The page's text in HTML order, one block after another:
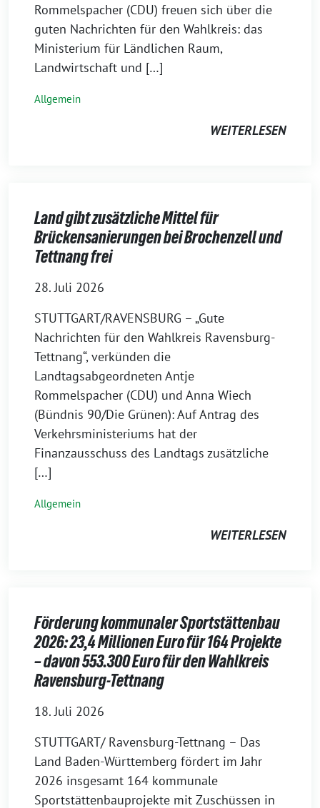
Rommelspacher (CDU) freuen sich über die
guten Nachrichten für den Wahlkreis: das
Ministerium für Ländlichen Raum,
Landwirtschaft und […]
Allgemein
WEITERLESEN
Land gibt zusätzliche Mittel für
Brückensanierungen bei Brochenzell und
Tettnang frei
28. Juli 2026
STUTTGART/RAVENSBURG – „Gute
Nachrichten für den Wahlkreis Ravensburg-
Tettnang“, verkünden die
Landtagsabgeordneten Antje
Rommelspacher (CDU) und Anna Wiech
(Bündnis 90/Die Grünen): Auf Antrag des
Verkehrsministeriums hat der
Finanzausschuss des Landtags zusätzliche
[…]
Allgemein
WEITERLESEN
Förderung kommunaler Sportstättenbau
2026: 23,4 Millionen Euro für 164 Projekte
– davon 553.300 Euro für den Wahlkreis
Ravensburg-Tettnang
18. Juli 2026
STUTTGART/ Ravensburg-Tettnang – Das
Land Baden-Württemberg fördert im Jahr
2026 insgesamt 164 kommunale
Sportstättenbauprojekte mit Zuschüssen in